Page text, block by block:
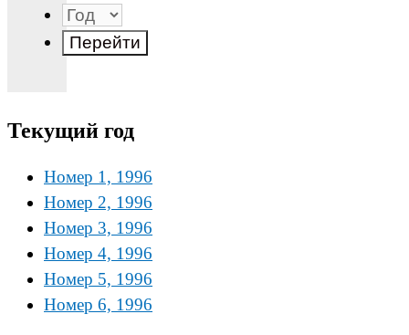
Текущий год
Номер 1, 1996
Номер 2, 1996
Номер 3, 1996
Номер 4, 1996
Номер 5, 1996
Номер 6, 1996